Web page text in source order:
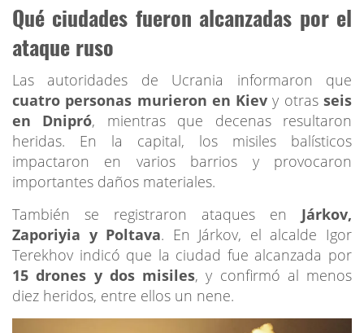
Qué ciudades fueron alcanzadas por el
ataque ruso
Las autoridades de Ucrania informaron que
cuatro personas murieron en Kiev y otrasseis
en Dnipró, mientras que decenas resultaron
heridas. En la capital, los misiles balísticos
impactaron en varios barrios y provocaron
importantes daños materiales.
También se registraron ataques en Járkov,
Zaporiyia y Poltava. En Járkov, el alcalde Igor
Terekhov indicó que la ciudad fue alcanzada por
15 drones y dos misiles, y confirmó al menos
diez heridos, entre ellos un nene.